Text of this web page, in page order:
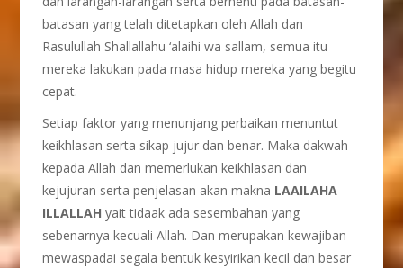
batasan yang telah ditetapkan oleh Allah dan
Rasulullah Shallallahu ‘alaihi wa sallam, semua itu
mereka lakukan pada masa hidup mereka yang begitu
cepat.
Setiap faktor yang menunjang perbaikan menuntut
keikhlasan serta sikap jujur dan benar. Maka dakwah
kepada Allah dan memerlukan keikhlasan dan
kejujuran serta penjelasan akan makna LAAILAHA
ILLALLAH yait tidaak ada sesembahan yang
sebenarnya kecuali Allah. Dan merupakan kewajiban
mewaspadai segala bentuk kesyirikan kecil dan besar